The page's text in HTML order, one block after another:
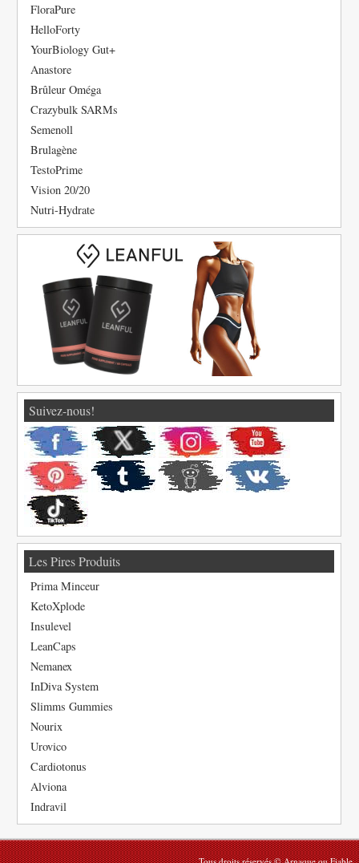
FloraPure
HelloForty
YourBiology Gut+
Anastore
Brûleur Oméga
Crazybulk SARMs
Semenoll
Brulagène
TestoPrime
Vision 20/20
Nutri-Hydrate
Suivez-nous!
Les Pires Produits
Prima Minceur
KetoXplode
Insulevel
LeanCaps
Nemanex
InDiva System
Slimms Gummies
Nourix
Urovico
Cardiotonus
Alviona
Indravil